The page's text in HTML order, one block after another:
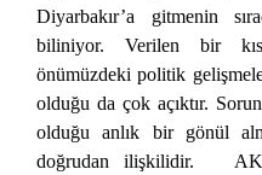
Diyarbakır’a gitmenin
biliniyor. Verilen bir
önümüzdeki politik
olduğu da çok açıktır.
olduğu anlık bir gönül
doğrudan ilişkilidir.